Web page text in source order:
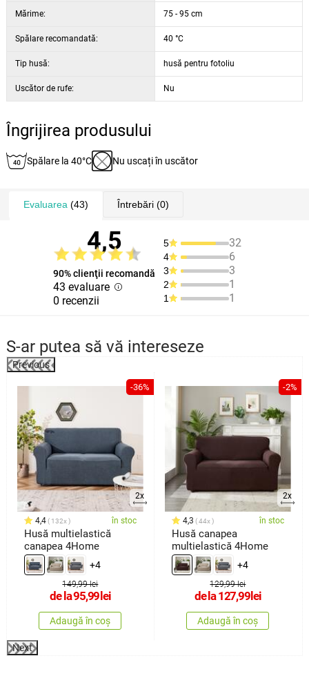
Mărime: 75 - 95 cm
Spălare recomandată: 40 °C
Tip husă: husă pentru fotoliu
Uscător de rufe: Nu
Îngrijirea produsului
Spălare la 40°C Nu uscați în uscător
Evaluarea (43) Întrebări(0)
4,5
90% clienţii recomandă
43 evaluare
0 recenzii
5 32
4 6
3 3
2 1
1 1
S-ar putea să vă intereseze
Previous
-36%
2x
4,4 132x în stoc
Husă multielastică
canapea 4Home
+4
149,99 lei
de la95,99lei
Adaugă în coș
-2%
2x
4,3 44x în stoc
Husă canapea
multielastică 4Home
+4
129,99 lei
de la127,99lei
Adaugă în coș
Next